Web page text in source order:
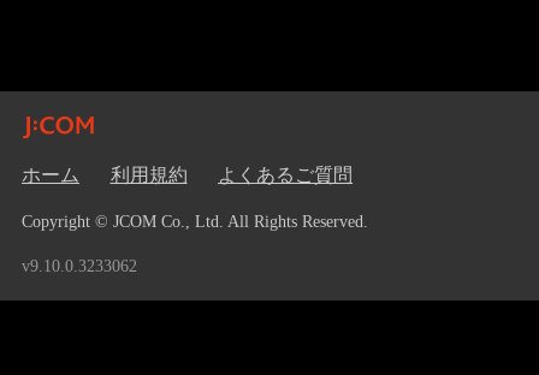
ホーム 利用規約 よくあるご質問
Copyright © JCOM Co., Ltd. All Rights Reserved.
v9.10.0.3233062